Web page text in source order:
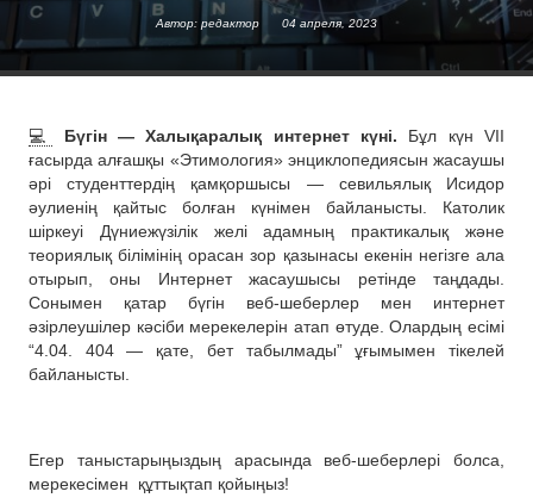
Автор: редактор 04 апреля, 2023
💻 Бүгін — Халықаралық интернет күні. Бұл күн VII
ғасырда алғашқы «Этимология» энциклопедиясын жасаушы
әрі студенттердің қамқоршысы — севильялық Исидор
әулиенің қайтыс болған күнімен байланысты. Католик
шіркеуі Дүниежүзілік желі адамның практикалық және
теориялық білімінің орасан зор қазынасы екенін негізге ала
отырып, оны Интернет жасаушысы ретінде таңдады.
Сонымен қатар бүгін веб-шеберлер мен интернет
әзірлеушілер кәсіби мерекелерін атап өтуде. Олардың есімі
“4.04. 404 — қате, бет табылмады” ұғымымен тікелей
байланысты.
Егер таныстарыңыздың арасында веб-шеберлері болса,
мерекесімен
құттықтап қойыңыз!